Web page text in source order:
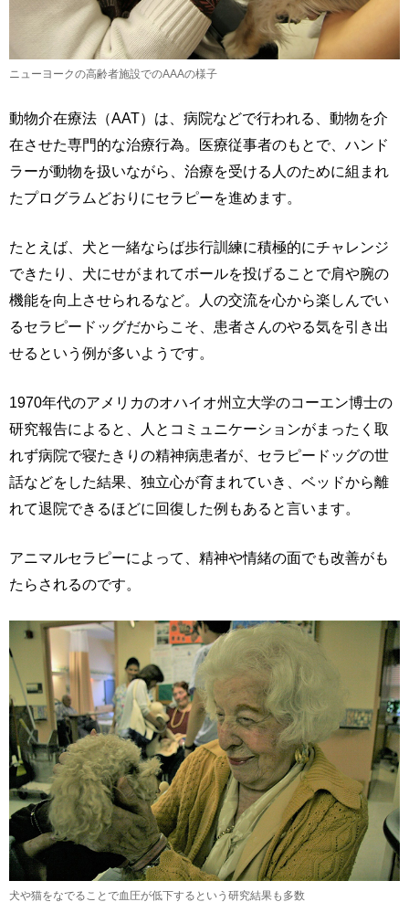
ニューヨークの高齢者施設でのAAAの様子
動物介在療法（AAT）は、病院などで行われる、動物を介
在させた専門的な治療行為。医療従事者のもとで、ハンド
ラーが動物を扱いながら、治療を受ける人のために組まれ
たプログラムどおりにセラピーを進めます。
たとえば、犬と一緒ならば歩行訓練に積極的にチャレンジ
できたり、犬にせがまれてボールを投げることで肩や腕の
機能を向上させられるなど。人の交流を心から楽しんでい
るセラピードッグだからこそ、患者さんのやる気を引き出
せるという例が多いようです。
1970年代のアメリカのオハイオ州立大学のコーエン博士の
研究報告によると、人とコミュニケーションがまったく取
れず病院で寝たきりの精神病患者が、セラピードッグの世
話などをした結果、独立心が育まれていき、ベッドから離
れて退院できるほどに回復した例もあると言います。
アニマルセラピーによって、精神や情緒の面でも改善がも
たらされるのです。
犬や猫をなでることで血圧が低下するという研究結果も多数